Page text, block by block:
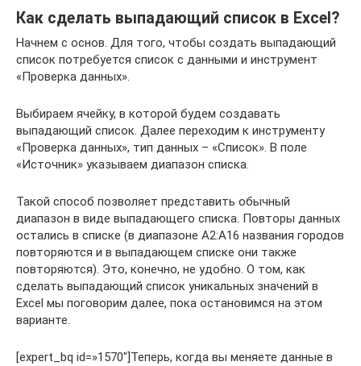
Как сделать выпадающий список в Excel?
Начнем с основ. Для того, чтобы создать выпадающий
список потребуется список с данными и инструмент
«Проверка данных».
Выбираем ячейку, в которой будем создавать
выпадающий список. Далее переходим к инструменту
«Проверка данных», тип данных – «Список». В поле
«Источник» указываем диапазон списка.
Такой способ позволяет представить обычный
диапазон в виде выпадающего списка. Повторы данных
остались в списке (в диапазоне A2:A16 названия городов
повторяются и в выпадающем списке они также
повторяются). Это, конечно, не удобно. О том, как
сделать выпадающий список уникальных значений в
Excel мы поговорим далее, пока остановимся на этом
варианте.
[expert_bq id=»1570″]Теперь, когда вы меняете данные в